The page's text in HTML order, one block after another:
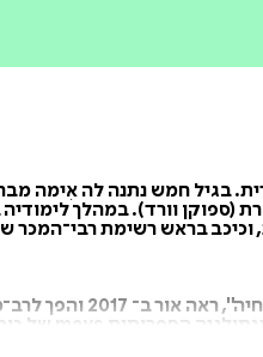
בגיל חמש נתנה לה אִימה